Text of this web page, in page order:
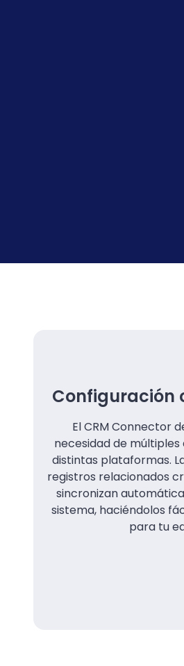
Configuración
El CRM Connector
necesidad de
distintas plataformas.
registros relacionados
sincronizan
sistema, haciéndolos
para tu